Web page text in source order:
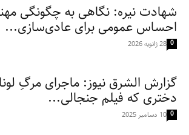
شهادت نیره: نگاهی به چگونگی
احساس عمومی برای عادی‌سازی...
28 ژانویه 2026 0
گزارش الشرق نیوز: ماجرای مرگِ
دختری که فیلم جنجالی...
10 دسامبر 2025 0